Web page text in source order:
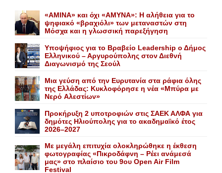
«AMINA» και όχι «ΑΜΥΝΑ»: Η αλήθεια για το
ψηφιακό «βραχιόλι» των μεταναστών στη
Μόσχα και η γλωσσική παρεξήγηση
Yποψήφιος για το Bραβείο Leadership ο Δήμος
Ελληνικού – Αργυρούπολης στον Διεθνή
Διαγωνισμό της Σεούλ
Mια γεύση από την Eυρυτανία στα ράφια όλης
της Ελλάδας: Κυκλοφόρησε η νέα «Μπύρα με
Nερό Aλεστίων»
Προκήρυξη 2 υποτροφιών στις ΣΑΕΚ ΑΛΦΑ για
δημότες Ηλιούπολης για το ακαδημαϊκό έτος
2026–2027
Με μεγάλη επιτυχία ολοκληρώθηκε η έκθεση
φωτογραφίας «Πικροδάφνη – Ρέει ανάμεσά
μας» στο πλαίσιο του 9ου Open Air Film
Festival